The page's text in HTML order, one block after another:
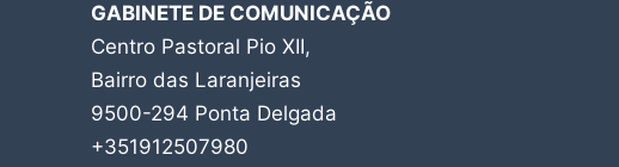
GABINETE DE COMUNICAÇÃO
Centro Pastoral Pio XII,
Bairro das Laranjeiras
9500-294 Ponta Delgada
+351912507980